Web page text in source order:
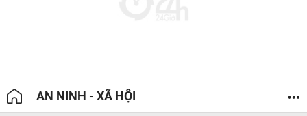
AN NINH - XÃ HỘI